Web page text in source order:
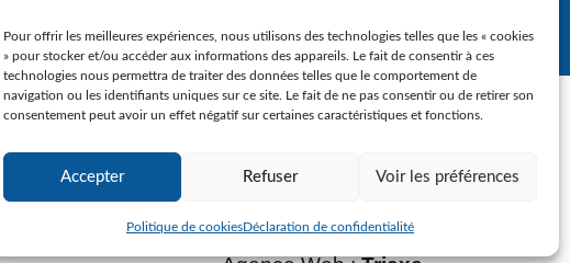
Pour offrir les meilleures expériences, nous utilisons des technologies telles que les « cookies
» pour stocker et/ou accéder aux informations des appareils. Le fait de consentir à ces
technologies nous permettra de traiter des données telles que le comportement de
navigation ou les identifiants uniques sur ce site. Le fait de ne pas consentir ou de retirer son
consentement peut avoir un effet négatif sur certaines caractéristiques et fonctions.
Accepter Refuser Voir les préférences
Politique de cookiesDéclaration de confidentialité